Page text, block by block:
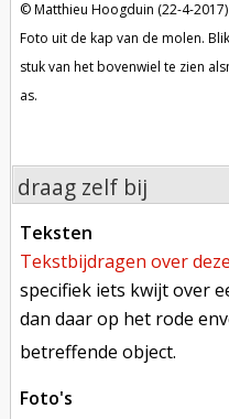
Matthieu Hoogduin (22-4-2017)
Foto uit de kap van de molen.
stuk van het bovenwiel te zien
as.
draag zelf bij
teksten
tekstbijdragen over
specifiek iets kwijt over
dan daar op het rode
betreffende object.
foto's